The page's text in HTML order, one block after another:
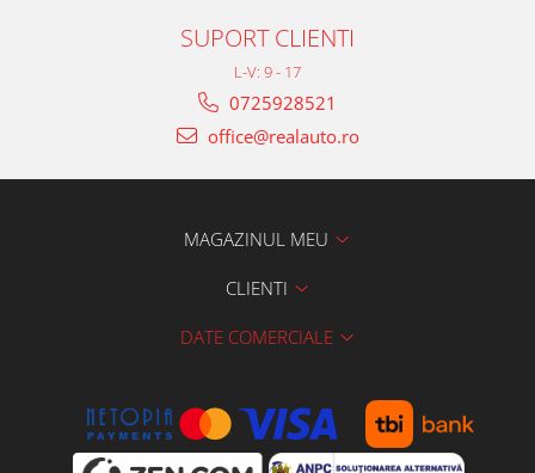
SUPORT CLIENTI
L-V: 9 - 17
0725928521
office@realauto.ro
MAGAZINUL MEU
CLIENTI
DATE COMERCIALE